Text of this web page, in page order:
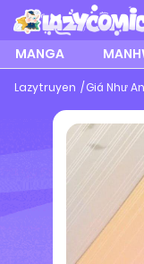
MANGA
Lazytruyen Giá Như